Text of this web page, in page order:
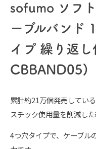
sofumo ソフ
ーブルバンド
イプ 繰り返
CBBAND05)
累計約21万個発売してい
スチック使用量を削減し
4つ穴タイプで、ケーブル